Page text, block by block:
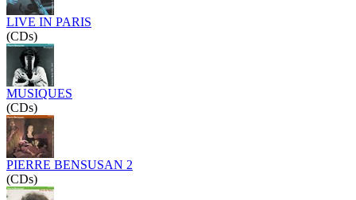
LIVE IN PARIS
(CDs)
MUSIQUES
(CDs)
PIERRE BENSUSAN 2
(CDs)